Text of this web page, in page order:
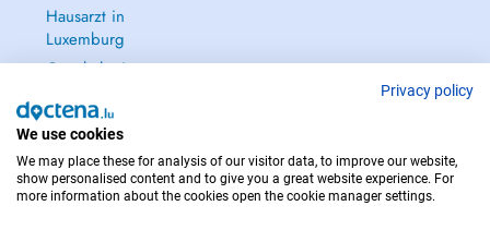
Hausarzt in
Luxemburg
Gynäkologie
Frauenheilkunde)
in Luxemburg
Alle anzeigen →
Privacy policy
We use cookies
We may place these for analysis of our visitor data, to improve our website,
show personalised content and to give you a great website experience. For
more information about the cookies open the cookie manager settings.